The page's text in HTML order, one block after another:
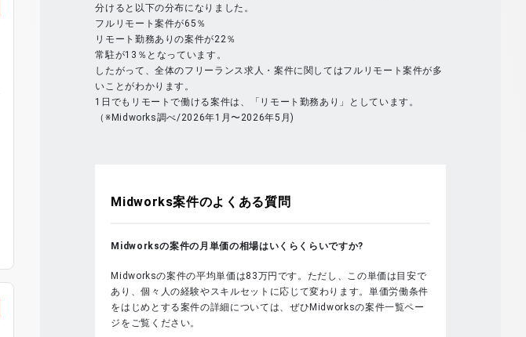
分けると以下の分布になりました。
フルリモート案件が65％
リモート勤務ありの案件が22％
常駐が13％となっています。
したがって、全体のフリーランス求人・案件に関してはフルリモート案件が多
いことがわかります。
1日でもリモートで働ける案件は、「リモート勤務あり」としています。
（※Midworks調べ/2026年1月〜2026年5月)
Midworks案件のよくある質問
Midworksの案件の月単価の相場はいくらくらいですか?
Midworksの案件の平均単価は83万円です。ただし、この単価は目安で
あり、個々人の経験やスキルセットに応じて変わります。単価労働条件
をはじめとする案件の詳細については、ぜひMidworksの案件一覧ペー
ジをご覧ください。